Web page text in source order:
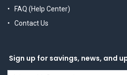
FAQ (Help Center)
Contact Us
Sign up for savings, news, and